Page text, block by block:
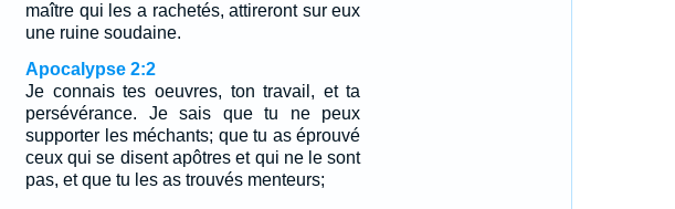
maître qui les a rachetés, attireront sur eux
une ruine soudaine.
Apocalypse 2:2
Je connais tes oeuvres, ton travail, et ta
persévérance. Je sais que tu ne peux
supporter les méchants; que tu as éprouvé
ceux qui se disent apôtres et qui ne le sont
pas, et que tu les as trouvés menteurs;